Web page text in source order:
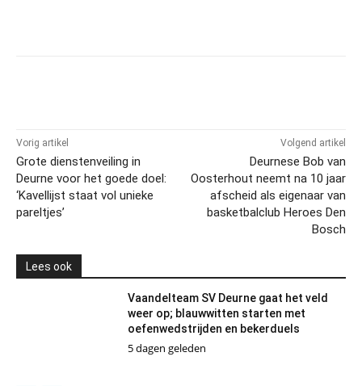
Vorig artikel
Grote dienstenveiling in
Deurne voor het goede doel:
‘Kavellijst staat vol unieke
pareltjes’
Volgend artikel
Deurnese Bob van
Oosterhout neemt na 10 jaar
afscheid als eigenaar van
basketbalclub Heroes Den
Bosch
Lees ook
Vaandelteam SV Deurne gaat het veld
weer op; blauwwitten starten met
oefenwedstrijden en bekerduels
5 dagen geleden